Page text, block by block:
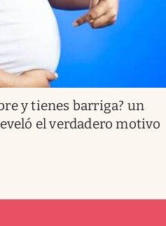
y tienes barriga? un
el verdadero motivo